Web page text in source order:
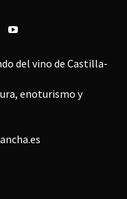
del vino de Castilla-
enoturismo y